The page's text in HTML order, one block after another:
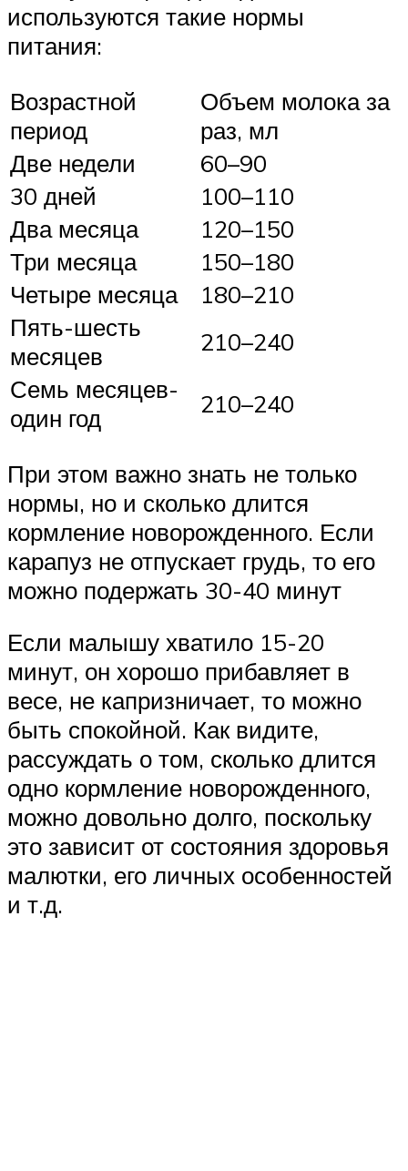
используются такие нормы
питания:
Возрастной
период
Объем молока за
раз, мл
Две недели
60–90
30 дней
100–110
Два месяца
120–150
Три месяца
150–180
Четыре месяца
180–210
Пять-шесть
месяцев
210–240
Семь месяцев-
один год
210–240
При этом важно знать не только
нормы, но и сколько длится
кормление новорожденного. Если
карапуз не отпускает грудь, то его
можно подержать 30-40 минут
Если малышу хватило 15-20
минут, он хорошо прибавляет в
весе, не капризничает, то можно
быть спокойной. Как видите,
рассуждать о том, сколько длится
одно кормление новорожденного,
можно довольно долго, поскольку
это зависит от состояния здоровья
малютки, его личных особенностей
и т.д.